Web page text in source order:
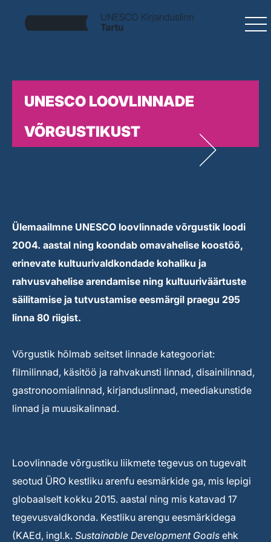
UNESCO LOOVLINNADE
VÕRGUSTIKUST
Ülemaailmne UNESCO loovlinnade võrgustik loodi
2004. aastal ning koondab omavahelise koostöö,
erinevate kultuurivaldkondade kohaliku ja
rahvusvahelise arendamise ning kultuuriväärtuste
säilitamise ja tutvustamise eesmärgil praegu 295
linna 80 riigist.
Võrgustik hõlmab seitset linnade kategooriat:
filmilinnad, käsitöö ja rahvakunsti linnad, disainilinnad,
gastronoomialinnad, kirjanduslinnad, meediakunstide
linnad ja muusikalinnad.
Loovlinnade võrgustiku liikmete tegevus on tugevalt
seotud ÜRO kestliku arenfu eesmärkide ga, mis lepigi
globaalselt kokku 2015. aastal ning mis katavad 17
tegevusvaldkonda. Kestliku arengu eesmärkidega
(KAEd, ingl.k. Sustainable Development Goals ehk